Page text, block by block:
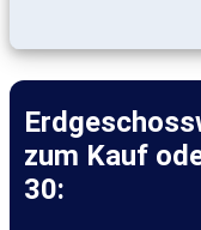
zum Kauf
30: